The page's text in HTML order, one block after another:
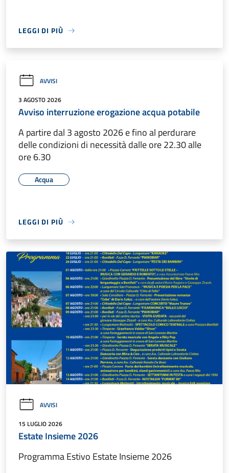
LEGGI DI PIÙ
AVVISI
3 AGOSTO 2026
Avviso interruzione erogazione acqua potabile
A partire dal 3 agosto 2026 e fino al perdurare
delle condizioni di necessità dalle ore 22.30 alle
ore 6.30
Acqua
LEGGI DI PIÙ
AVVISI
15 LUGLIO 2026
Estate Insieme 2026
Programma Estivo Estate Insieme 2026